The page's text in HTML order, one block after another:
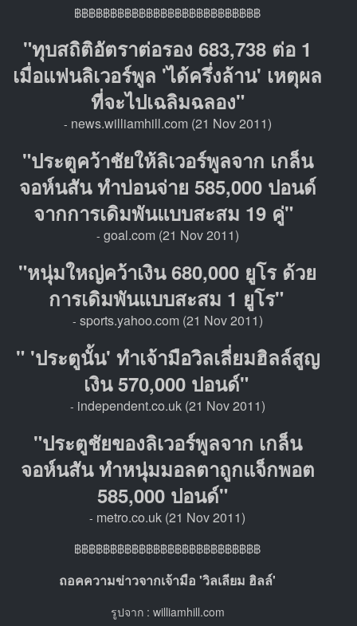
฿฿฿฿฿฿฿฿฿฿฿฿฿฿฿฿฿฿฿฿฿฿฿฿฿฿
"ทุบสถิติอัตราต่อรอง 683,738 ต่อ 1
เมื่อแฟนลิเวอร์พูล 'ได้ครึ่งล้าน' เหตุผล
ที่จะไปเฉลิมฉลอง"
- news.williamhill.com (21 Nov 2011)
"ประตูคว้าชัยให้ลิเวอร์พูลจาก เกล็น
จอห์นสัน ทำบ่อนจ่าย 585,000 ปอนด์
จากการเดิมพันแบบสะสม 19 คู่"
- goal.com (21 Nov 2011)
"หนุ่มใหญ่คว้าเงิน 680,000 ยูโร ด้วย
การเดิมพันแบบสะสม 1 ยูโร"
- sports.yahoo.com (21 Nov 2011)
" 'ประตูนั้น' ทำเจ้ามือวิลเลี่ยมฮิลล์สูญ
เงิน 570,000 ปอนด์"
- independent.co.uk (21 Nov 2011)
"ประตูชัยของลิเวอร์พูลจาก เกล็น
จอห์นสัน ทำหนุ่มมอลตาถูกแจ็กพอต
585,000 ปอนด์"
- metro.co.uk (21 Nov 2011)
฿฿฿฿฿฿฿฿฿฿฿฿฿฿฿฿฿฿฿฿฿฿฿฿฿฿
ถอคความข่าวจากเจ้ามือ 'วิลเลียม ฮิลล์'
รูปจาก : williamhill.com